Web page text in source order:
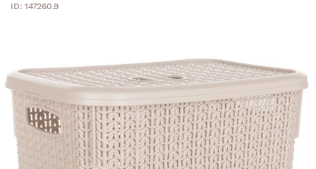
ID: 147260.9